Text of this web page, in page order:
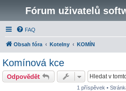
Fórum uživatelů
FAQ
Obsah fóra Kotelny KOMÍN
Komínová kce
Odpovědět
1 příspěvek •